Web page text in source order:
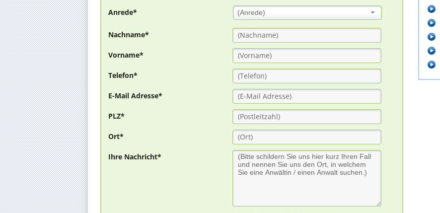
Anrede* (Anrede)
Nachname*
Vorname*
Telefon*
E-Mail Adresse*
PLZ*
Ort*
Ihre Nachricht*